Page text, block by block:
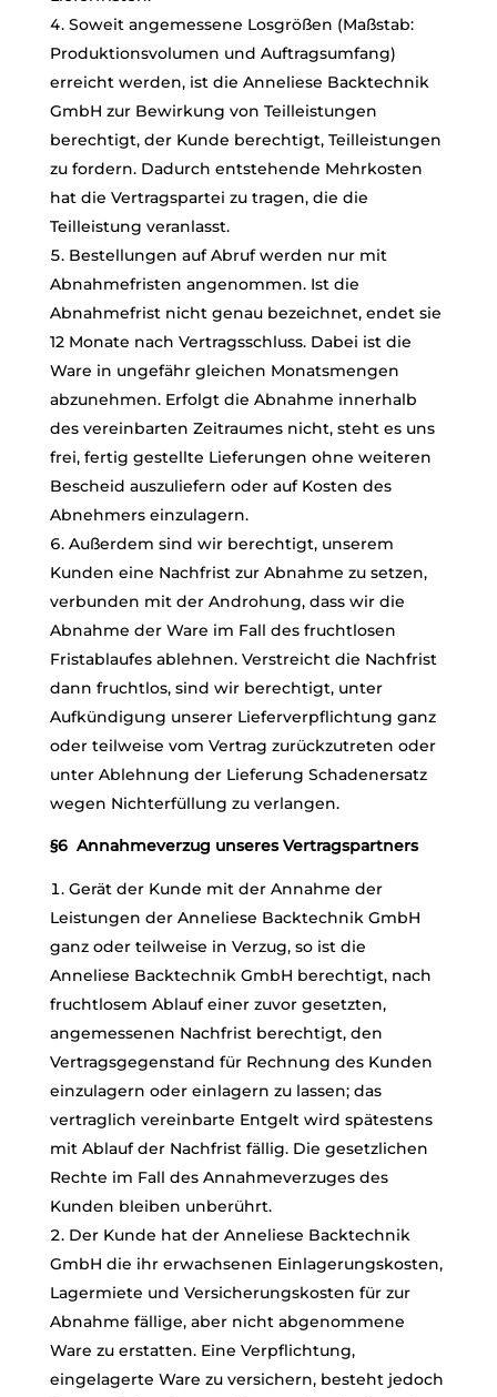
Soweit angemessene Losgrößen (Maßstab:
Produktionsvolumen und Auftragsumfang)
erreicht werden, ist die Anneliese Backtechnik
GmbH zur Bewirkung von Teilleistungen
berechtigt, der Kunde berechtigt, Teilleistungen
zu fordern. Dadurch entstehende Mehrkosten
hat die Vertragspartei zu tragen, die die
Teilleistung veranlasst.
Bestellungen auf Abruf werden nur mit
Abnahmefristen angenommen. Ist die
Abnahmefrist nicht genau bezeichnet, endet sie
12 Monate nach Vertragsschluss. Dabei ist die
Ware in ungefähr gleichen Monatsmengen
abzunehmen. Erfolgt die Abnahme innerhalb
des vereinbarten Zeitraumes nicht, steht es uns
frei, fertig gestellte Lieferungen ohne weiteren
Bescheid auszuliefern oder auf Kosten des
Abnehmers einzulagern.
Außerdem sind wir berechtigt, unserem
Kunden eine Nachfrist zur Abnahme zu setzen,
verbunden mit der Androhung, dass wir die
Abnahme der Ware im Fall des fruchtlosen
Fristablaufes ablehnen. Verstreicht die Nachfrist
dann fruchtlos, sind wir berechtigt, unter
Aufkündigung unserer Lieferverpflichtung ganz
oder teilweise vom Vertrag zurückzutreten oder
unter Ablehnung der Lieferung Schadenersatz
wegen Nichterfüllung zu verlangen.
§6 Annahmeverzug unseres Vertragspartners
Gerät der Kunde mit der Annahme der
Leistungen der Anneliese Backtechnik GmbH
ganz oder teilweise in Verzug, so ist die
Anneliese Backtechnik GmbH berechtigt, nach
fruchtlosem Ablauf einer zuvor gesetzten,
angemessenen Nachfrist berechtigt, den
Vertragsgegenstand für Rechnung des Kunden
einzulagern oder einlagern zu lassen; das
vertraglich vereinbarte Entgelt wird spätestens
mit Ablauf der Nachfrist fällig. Die gesetzlichen
Rechte im Fall des Annahmeverzuges des
Kunden bleiben unberührt.
Der Kunde hat der Anneliese Backtechnik
GmbH die ihr erwachsenen Einlagerungskosten,
Lagermiete und Versicherungskosten für zur
Abnahme fällige, aber nicht abgenommene
Ware zu erstatten. Eine Verpflichtung,
eingelagerte Ware zu versichern, besteht jedoch